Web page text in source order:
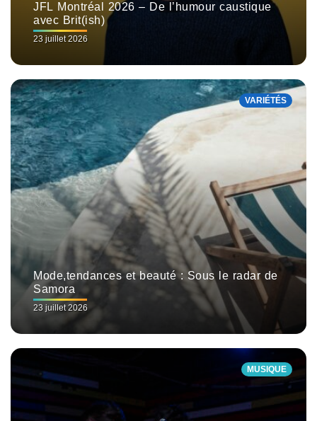
JFL Montréal 2026 – De l’humour caustique
avec Brit(ish)
23 juillet 2026
VARIÉTÉS
Mode,tendances et beauté : Sous le radar de
Samora
23 juillet 2026
MUSIQUE